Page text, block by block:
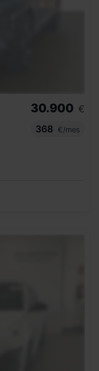
30.900 €
368
€/mes